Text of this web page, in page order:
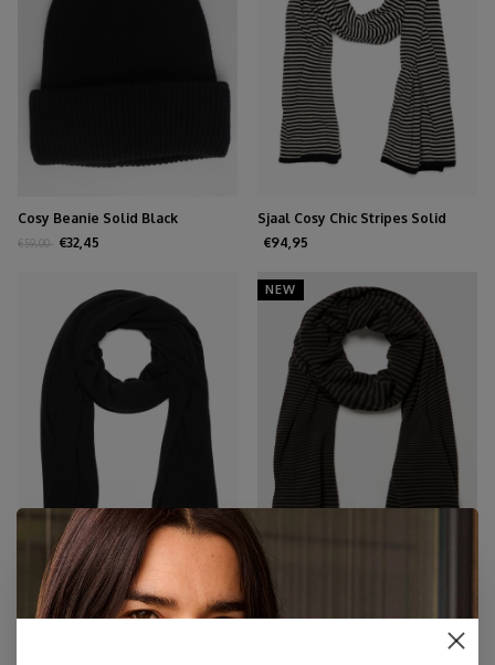
Cosy Beanie Solid Black
€59,00 €32,45
Sjaal Cosy Chic Stripes Solid
Black - Light Sand
€94,95
Sjaal Cosy Chic Solid Black
€94,95
NEW
Sjaal Cosy Chic Stripes
Chocolate - Solid Black
€94,95